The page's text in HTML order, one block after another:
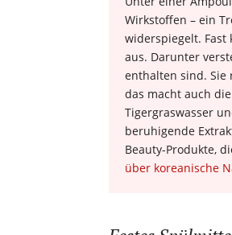
Wirkstoffen – ein
widerspiegelt. Fast
aus. Darunter
enthalten sind. Sie
das macht auch
Tigergraswasser
beruhigende
Beauty-Produkte,
über koreanische